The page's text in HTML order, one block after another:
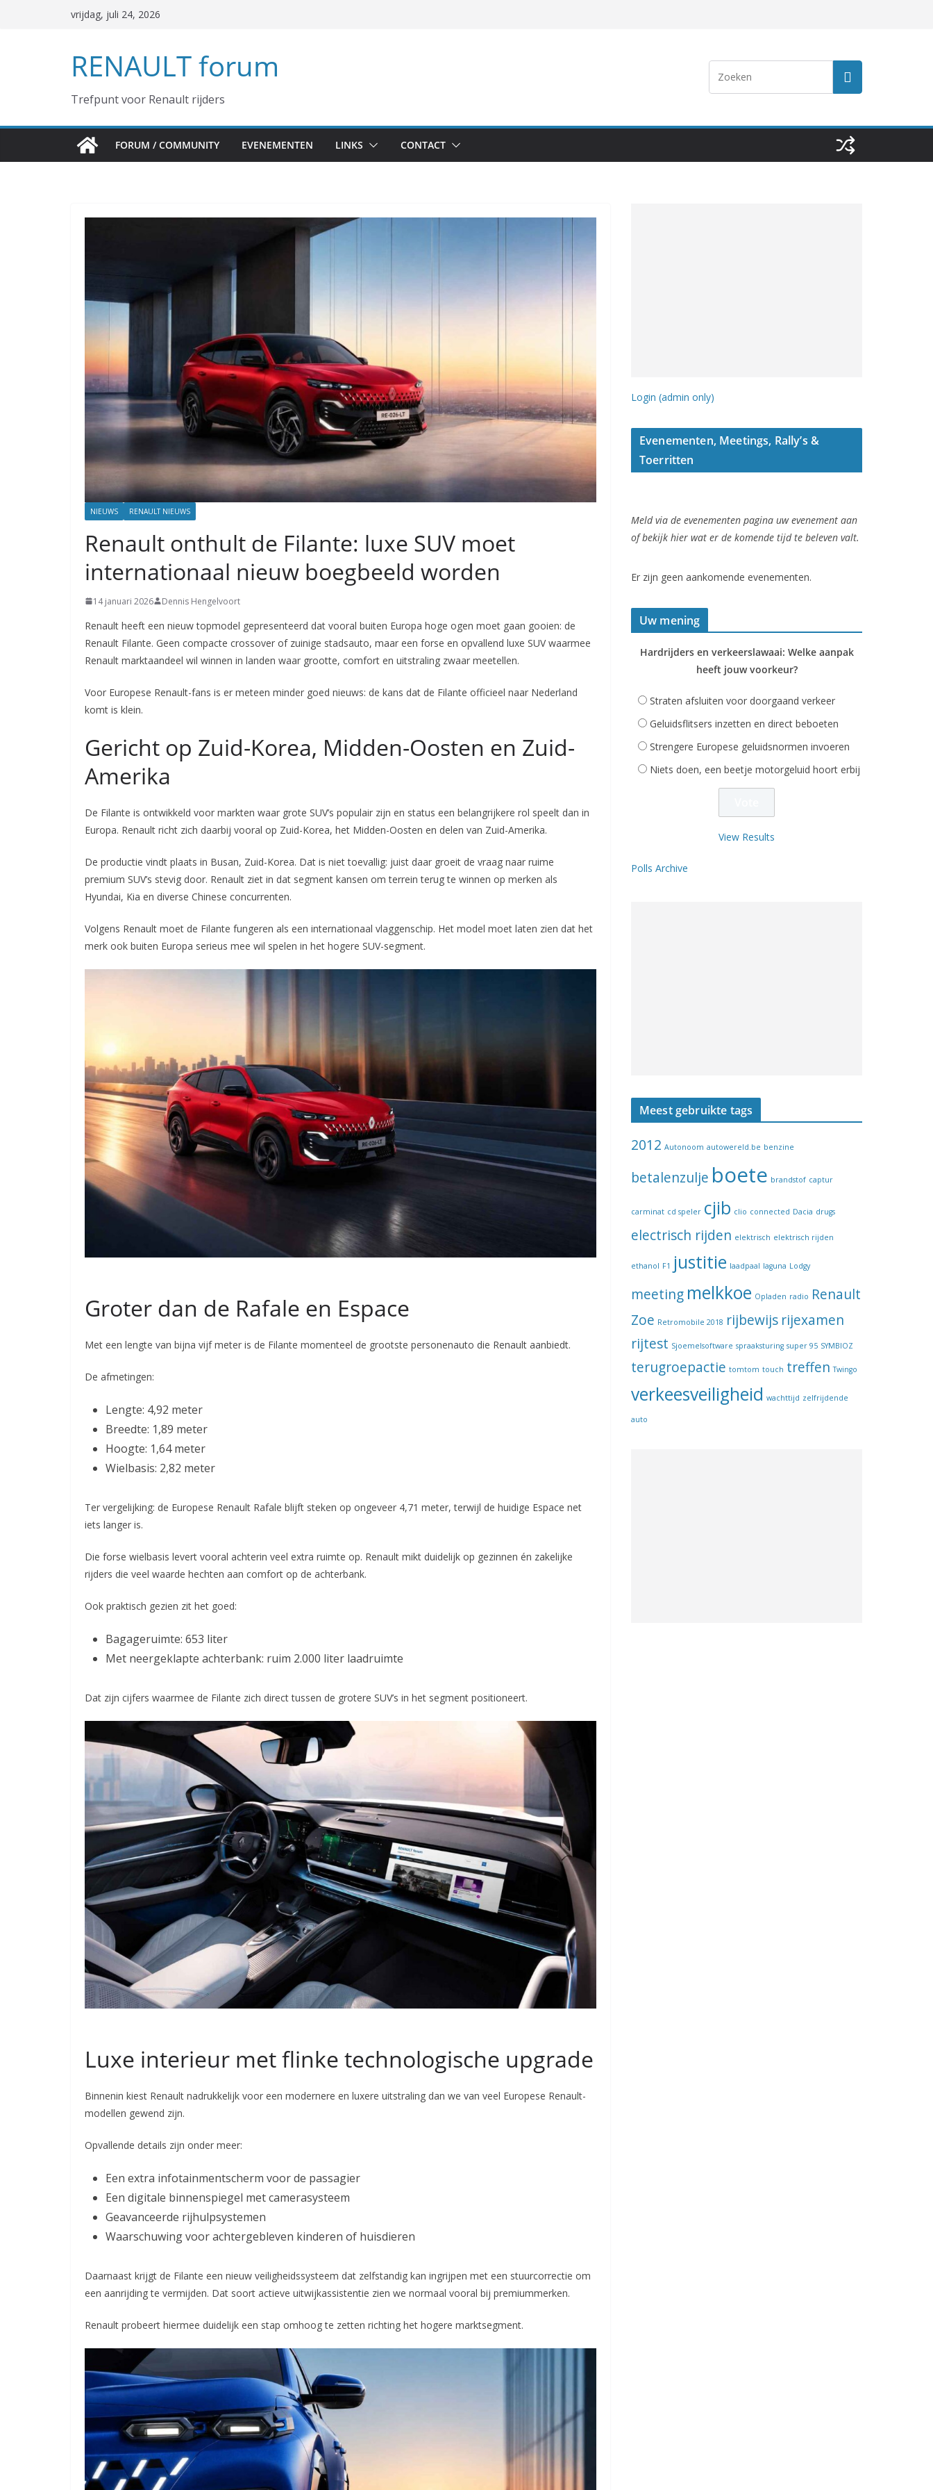
vrijdag, juli 24, 2026
RENAULT forum
Trefpunt voor Renault rijders
FORUM / COMMUNITY EVENEMENTEN LINKS CONTACT
NIEUWS RENAULT NIEUWS
Renault onthult de Filante: luxe SUV moet
internationaal nieuw boegbeeld worden
14 januari 2026 Dennis Hengelvoort
Renault heeft een nieuw topmodel gepresenteerd dat vooral buiten Europa hoge ogen moet gaan gooien: de
Renault Filante. Geen compacte crossover of zuinige stadsauto, maar een forse en opvallend luxe SUV waarmee
Renault marktaandeel wil winnen in landen waar grootte, comfort en uitstraling zwaar meetellen.
Voor Europese Renault-fans is er meteen minder goed nieuws: de kans dat de Filante officieel naar Nederland
komt is klein.
Gericht op Zuid-Korea, Midden-Oosten en Zuid-
Amerika
De Filante is ontwikkeld voor markten waar grote SUV’s populair zijn en status een belangrijkere rol speelt dan in
Europa. Renault richt zich daarbij vooral op Zuid-Korea, het Midden-Oosten en delen van Zuid-Amerika.
De productie vindt plaats in Busan, Zuid-Korea. Dat is niet toevallig: juist daar groeit de vraag naar ruime
premium SUV’s stevig door. Renault ziet in dat segment kansen om terrein terug te winnen op merken als
Hyundai, Kia en diverse Chinese concurrenten.
Volgens Renault moet de Filante fungeren als een internationaal vlaggenschip. Het model moet laten zien dat het
merk ook buiten Europa serieus mee wil spelen in het hogere SUV-segment.
Groter dan de Rafale en Espace
Met een lengte van bijna vijf meter is de Filante momenteel de grootste personenauto die Renault aanbiedt.
De afmetingen:
Lengte: 4,92 meter
Breedte: 1,89 meter
Hoogte: 1,64 meter
Wielbasis: 2,82 meter
Ter vergelijking: de Europese Renault Rafale blijft steken op ongeveer 4,71 meter, terwijl de huidige Espace net
iets langer is.
Die forse wielbasis levert vooral achterin veel extra ruimte op. Renault mikt duidelijk op gezinnen én zakelijke
rijders die veel waarde hechten aan comfort op de achterbank.
Ook praktisch gezien zit het goed:
Bagageruimte: 653 liter
Met neergeklapte achterbank: ruim 2.000 liter laadruimte
Dat zijn cijfers waarmee de Filante zich direct tussen de grotere SUV’s in het segment positioneert.
Luxe interieur met flinke technologische upgrade
Binnenin kiest Renault nadrukkelijk voor een modernere en luxere uitstraling dan we van veel Europese Renault-
modellen gewend zijn.
Opvallende details zijn onder meer:
Een extra infotainmentscherm voor de passagier
Een digitale binnenspiegel met camerasysteem
Geavanceerde rijhulpsystemen
Waarschuwing voor achtergebleven kinderen of huisdieren
Daarnaast krijgt de Filante een nieuw veiligheidssysteem dat zelfstandig kan ingrijpen met een stuurcorrectie om
een aanrijding te vermijden. Dat soort actieve uitwijkassistentie zien we normaal vooral bij premiummerken.
Renault probeert hiermee duidelijk een stap omhoog te zetten richting het hogere marktsegment.
Login (admin only)
Evenementen, Meetings, Rally’s &
Toerritten
Meld via de evenementen pagina uw evenement aan
of bekijk hier wat er de komende tijd te beleven valt.
Er zijn geen aankomende evenementen.
Uw mening
Hardrijders en verkeerslawaai: Welke aanpak
heeft jouw voorkeur?
Straten afsluiten voor doorgaand verkeer
Geluidsflitsers inzetten en direct beboeten
Strengere Europese geluidsnormen invoeren
Niets doen, een beetje motorgeluid hoort erbij
View Results
Polls Archive
Meest gebruikte tags
2012 Autonoom autowereld.be benzine
betalenzulje boete brandstof captur
carminat cd speler cjib clio connected Dacia drugs
electrisch rijden elektrisch elektrisch rijden
ethanol F1 justitie laadpaal laguna Lodgy
meeting melkkoe Opladen radio Renault
Zoe Retromobile 2018 rijbewijs rijexamen
rijtest Sjoemelsoftware spraaksturing super 95 SYMBIOZ
terugroepactie tomtom touch treffen Twingo
verkeesveiligheid wachttijd zelfrijdende
auto